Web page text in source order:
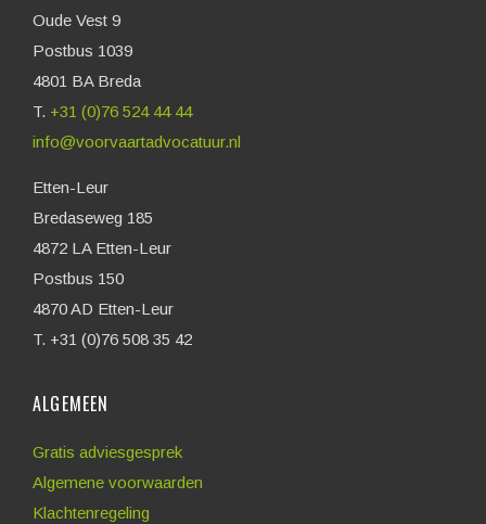
Oude Vest 9
Postbus 1039
4801 BA Breda
T. +31 (0)76 524 44 44
info@voorvaartadvocatuur.nl
Etten-Leur
Bredaseweg 185
4872 LA Etten-Leur
Postbus 150
4870 AD Etten-Leur
T. +31 (0)76 508 35 42
ALGEMEEN
Gratis adviesgesprek
Algemene voorwaarden
Klachtenregeling